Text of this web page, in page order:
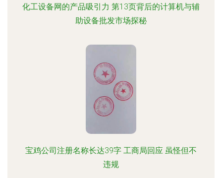
化工设备网的产品吸引力 第13页背后的计算机与辅
助设备批发市场探秘
宝鸡公司注册名称长达39字 工商局回应 虽怪但不
违规